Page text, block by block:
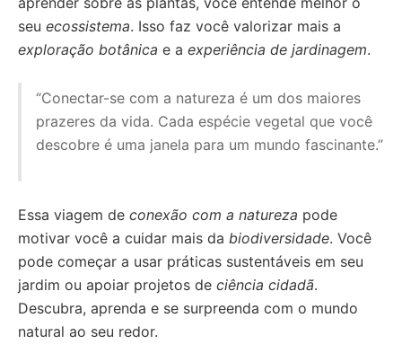
seu ecossistema. Isso faz você valorizar mais a
exploração botânica e a experiência de jardinagem.
“Conectar-se com a natureza é um dos maiores
prazeres da vida. Cada espécie vegetal que você
descobre é uma janela para um mundo fascinante.”
Essa viagem de conexão com a natureza pode
motivar você a cuidar mais da biodiversidade. Você
pode começar a usar práticas sustentáveis em seu
jardim ou apoiar projetos de ciência cidadã.
Descubra, aprenda e se surpreenda com o mundo
natural ao seu redor.